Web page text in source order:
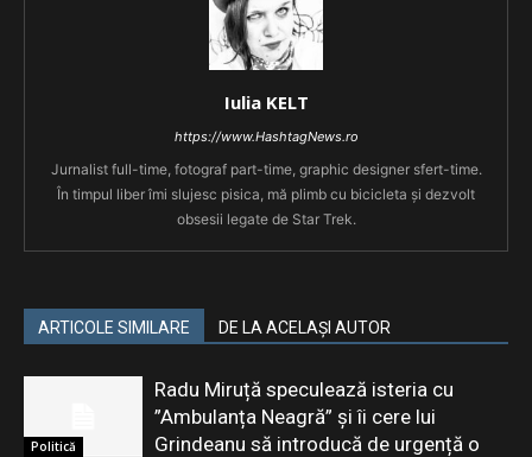
Iulia KELT
https://www.HashtagNews.ro
Jurnalist full-time, fotograf part-time, graphic designer sfert-time.
În timpul liber îmi slujesc pisica, mă plimb cu bicicleta și dezvolt
obsesii legate de Star Trek.
ARTICOLE SIMILARE DE LA ACELAȘI AUTOR
Politică
Radu Miruță speculează isteria cu
”Ambulanța Neagră” și îi cere lui
Grindeanu să introducă de urgență o